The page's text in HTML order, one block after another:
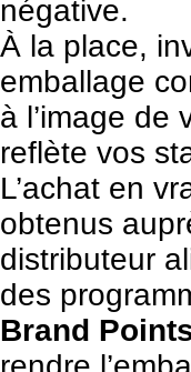
négative.
À la place,
emballage
à l’image de
reflète vos
L’achat en
obtenus
distributeur
des
Brand